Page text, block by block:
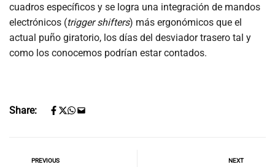
cuadros específicos y se logra una integración de mandos
electrónicos (trigger shifters) más ergonómicos que el
actual puño giratorio, los días del desviador trasero tal y
como los conocemos podrían estar contados.
Share:
PREVIOUS NEXT